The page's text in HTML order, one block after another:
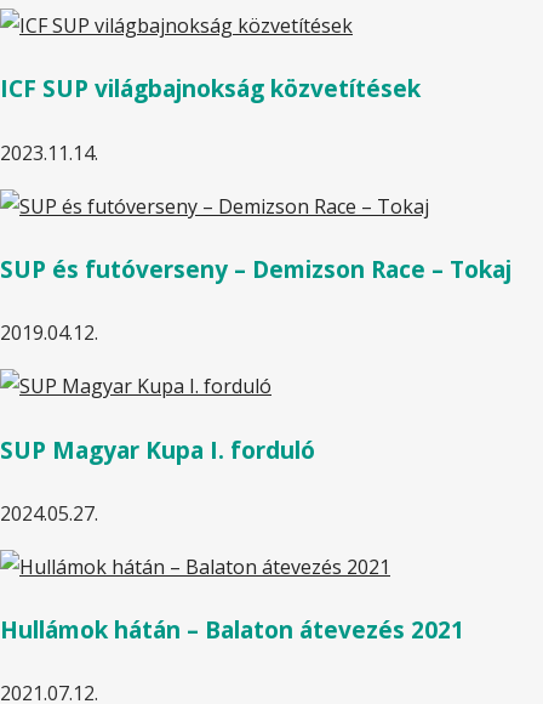
ICF SUP világbajnokság közvetítések
2023.11.14.
SUP és futóverseny – Demizson Race – Tokaj
2019.04.12.
SUP Magyar Kupa I. forduló
2024.05.27.
Hullámok hátán – Balaton átevezés 2021
2021.07.12.